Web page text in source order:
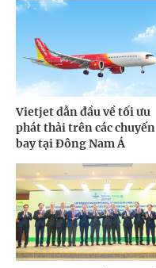
Vietjet dẫn đầu về tối ưu
phát thải trên các chuyến
bay tại Đông Nam Á